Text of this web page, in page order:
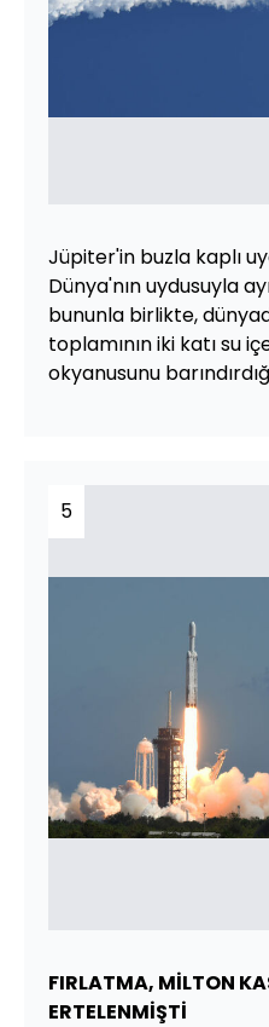
Jüpiter'in buzla kaplı
Dünya'nın uydusuyla
bununla birlikte,
toplamının iki katı su
okyanusunu
5
FIRLATMA, MİLTON
ERTELENMİŞTİ